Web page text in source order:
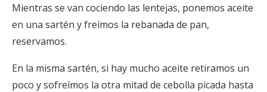
Mientras se van cociendo las lentejas, ponemos aceite
en una sartén y freímos la rebanada de pan,
reservamos.
En la misma sartén, si hay mucho aceite retiramos un
poco y sofreímos la otra mitad de cebolla picada hasta